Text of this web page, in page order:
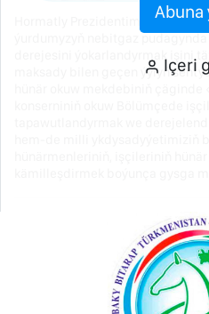
Hormatly Prezidentimiziň
ýurdumyzyň nebitgaz
derejesini ýokarlandyrmak işini
maksady bilen geçen ýylyň
Abuna
Içeri